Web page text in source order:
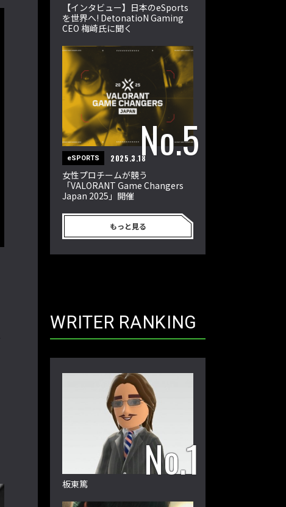
【インタビュー】日本のeSports
を世界へ! DetonatioN Gaming
CEO 梅崎氏に聞く
eSPORTS 2025.3.18
女性プロチームが競う
「VALORANT Game Changers
Japan 2025」開催
もっと見る
WRITER RANKING
板東篤